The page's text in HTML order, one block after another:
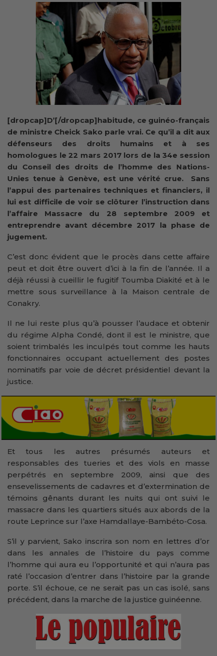
[dropcap]D’[/dropcap]habitude, ce guinéo-français
de ministre Cheick Sako parle vrai. Ce qu’il a dit aux
défenseurs des droits humains et à ses
homologues le 22 mars 2017 lors de la 34e session
du Conseil des droits de l’homme des Nations-
Unies tenue à Genève, est une vérité crue. Sans
l’appui des partenaires techniques et financiers, il
lui est difficile de voir se clôturer l’instruction dans
l’affaire Massacre du 28 septembre 2009 et
entreprendre avant décembre 2017 la phase de
jugement.
C’est donc évident que le procès dans cette affaire
peut et doit être ouvert d’ici à la fin de l’année. Il a
déjà réussi à cueillir le fugitif Toumba Diakité et à le
mettre sous surveillance à la Maison centrale de
Conakry.
Il ne lui reste plus qu’à pousser l’audace et obtenir
du régime Alpha Condé, dont il est le ministre, que
soient trimbalés les inculpés tout comme les hauts
fonctionnaires occupant actuellement des postes
nominatifs par voie de décret présidentiel devant la
justice.
Et tous les autres présumés auteurs et
responsables des tueries et des viols en masse
perpétrés en septembre 2009, ainsi que des
ensevelissements de cadavres et d’extermination de
témoins gênants durant les nuits qui ont suivi le
massacre dans les quartiers situés aux abords de la
route Leprince sur l’axe Hamdallaye-Bambéto-Cosa.
S’il y parvient, Sako inscrira son nom en lettres d’or
dans les annales de l’histoire du pays comme
l’homme qui aura eu l’opportunité et qui n’aura pas
raté l’occasion d’entrer dans l’histoire par la grande
porte. S’il échoue, ce ne serait pas un cas isolé, sans
précédent, dans la marche de la justice guinéenne.